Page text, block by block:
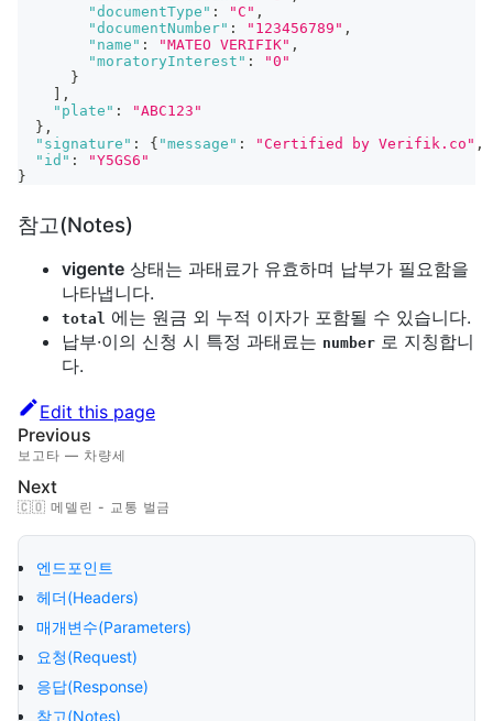
"documentType" : "C" ,
"documentNumber" : "123456789" ,
"name" : "MATEO VERIFIK" ,
"moratoryInterest" :
"0"
}
,
"plate" :
"ABC123"
} ,
"signature" : { "message" : "Certified by Verifik.co" ,
"id" :
"Y5GS6"
}
참고(Notes)
vigente 상태는 과태료가 유효하며 납부가 필요함을
나타냅니다.
total 에는 원금 외 누적 이자가 포함될 수 있습니다.
납부·이의 신청 시 특정 과태료는 number 로 지칭합니
다.
Edit this page
Previous
보고타 — 차량세
Next
🇨🇴 메델린 - 교통 벌금
엔드포인트
헤더(Headers)
매개변수(Parameters)
요청(Request)
응답(Response)
참고(Notes)